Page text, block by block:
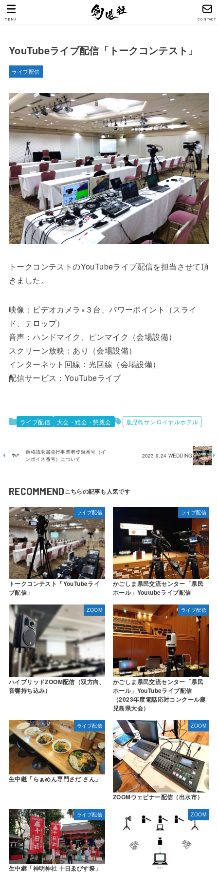
CONTACT
MENU
YouTubeライブ配信「トークコンテスト」
ライブ配信
トークコンテストのYouTubeライブ配信を担当させて頂
きました。
映像：ビデオカメラ×３台、パワーポイント（スライ
ド、テロップ）
音声：ハンドマイク、ピンマイク（会場設備）
スクリーン放映：あり（会場設備）
インターネット回線：光回線（会場設備）
配信サービス：YouTubeライブ
ライブ配信 大会・総会・懇親会 鹿児島サンロイヤルホテル
適格請求書発行事業者登録番号（イ
ンボイス番号）について
2023.9.24 WEDDING
RECOMMEND
ライブ配信
トークコンテスト「YouTubeライ
ブ配信」
ライブ配信
かごしま県民交流センター「県民
ホール」Youtubeライブ配信
ZOOM
ハイブリッドZOOM配信（双方向、
音響持ち込み）
ライブ配信
かごしま県民交流センター「県民
ホール」YouTubeライブ配信
（2023年度電話応対コンクール鹿
児島県大会）
ライブ配信
生中継「らぁめん専門さだ さん」
ZOOM
ZOOMウェビナー配信（出水市）
ライブ配信
生中継「神明神社 十日ゑびす祭」
ZOOM